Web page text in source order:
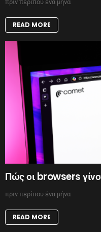
πριν περίπου ένα μήνα
READ MORE
Πώς οι browsers
πριν περίπου ένα μήνα
READ MORE